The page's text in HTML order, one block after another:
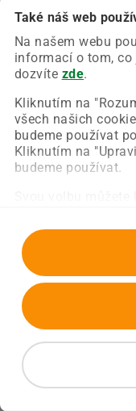
Také náš web
Na našem webu
informací o tom, co
dozvíte zde.
Kliknutím na
všech našich
budeme používat
Kliknutím na
budeme používat.
Chyba nastala
Zkuste prosím
Obnovit